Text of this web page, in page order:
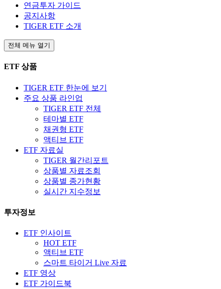
연금투자 가이드
공지사항
TIGER ETF 소개
전체 메뉴 열기
ETF 상품
TIGER ETF 한눈에 보기
주요 상품 라인업
TIGER ETF 전체
테마별 ETF
채권형 ETF
액티브 ETF
ETF 자료실
TIGER 월간리포트
상품별 자료조회
상품별 종가현황
실시간 지수정보
투자정보
ETF 인사이트
HOT ETF
액티브 ETF
스마트 타이거 Live 자료
ETF 영상
ETF 가이드북